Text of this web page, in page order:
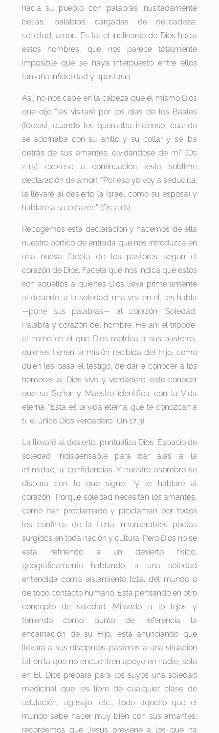
hacia su pueblo con palabras inusitadamente
bellas, palabras cargadas de delicadeza,
solicitud, amor… Es tal el inclinarse de Dios hacia
estos hombres, que nos parece totalmente
imposible que se haya interpuesto entre ellos
tamaña infidelidad y apostasía.
Así, no nos cabe en la cabeza que el mismo Dios
que dijo “les visitaré por los días de los Baales
(Ídolos), cuando les quemaba incienso, cuando
se adornaba con su anillo y su collar y se iba
detrás de sus amantes, olvidándose de mí” (Os
2,15) exprese a continuación ¡esta sublime
declaración de amor!: “Por eso yo voy a seducirla;
la llevaré al desierto (a Israel como su esposa) y
hablaré a su corazón” (Os 2,16).
Recogemos esta declaración y hacemos de ella
nuestro pórtico de entrada que nos introduzca en
una nueva faceta de los pastores según el
corazón de Dios. Faceta que nos indica que estos
son aquellos a quienes Dios lleva primeramente
al desierto, a la soledad; una vez en él, les habla
—pone sus palabras— al corazón. Soledad,
Palabra y corazón del hombre: He ahí el trípode,
el horno en el que Dios moldea a sus pastores,
quienes tienen la misión recibida del Hijo, como
quien les pasa el testigo, de dar a conocer a los
hombres al Dios vivo y verdadero; este conocer
que su Señor y Maestro identifica con la Vida
eterna. “Esta es la vida eterna: que te conozcan a
ti, el único Dios verdadero” (Jn 17,3).
La llevaré al desierto, puntualiza Dios. Espacio de
soledad indispensable para dar alas a la
intimidad, a confidencias. Y nuestro asombro se
dispara con lo que sigue: “y le hablaré al
corazón”. Porque soledad necesitan los amantes,
como han proclamado y proclaman por todos
los confines de la tierra innumerables poetas
surgidos en toda nación y cultura. Pero Dios no se
está refiriendo a un desierto físico,
geográficamente hablando, a una soledad
entendida como aislamiento total del mundo o
de todo contacto humano. Está pensando en otro
concepto de soledad. Mirando a lo lejos y
teniendo como punto de referencia la
encarnación de su Hijo, está anunciando que
llevará a sus discípulos-pastores a una situación
tal en la que no encuentren apoyo en nadie, solo
en Él. Dios prepara para los suyos una soledad
medicinal que les libre de cualquier clase de
adulación, agasajo, etc., todo aquello que el
mundo sabe hacer muy bien con sus amantes;
recordemos que Jesús previene a los que ha